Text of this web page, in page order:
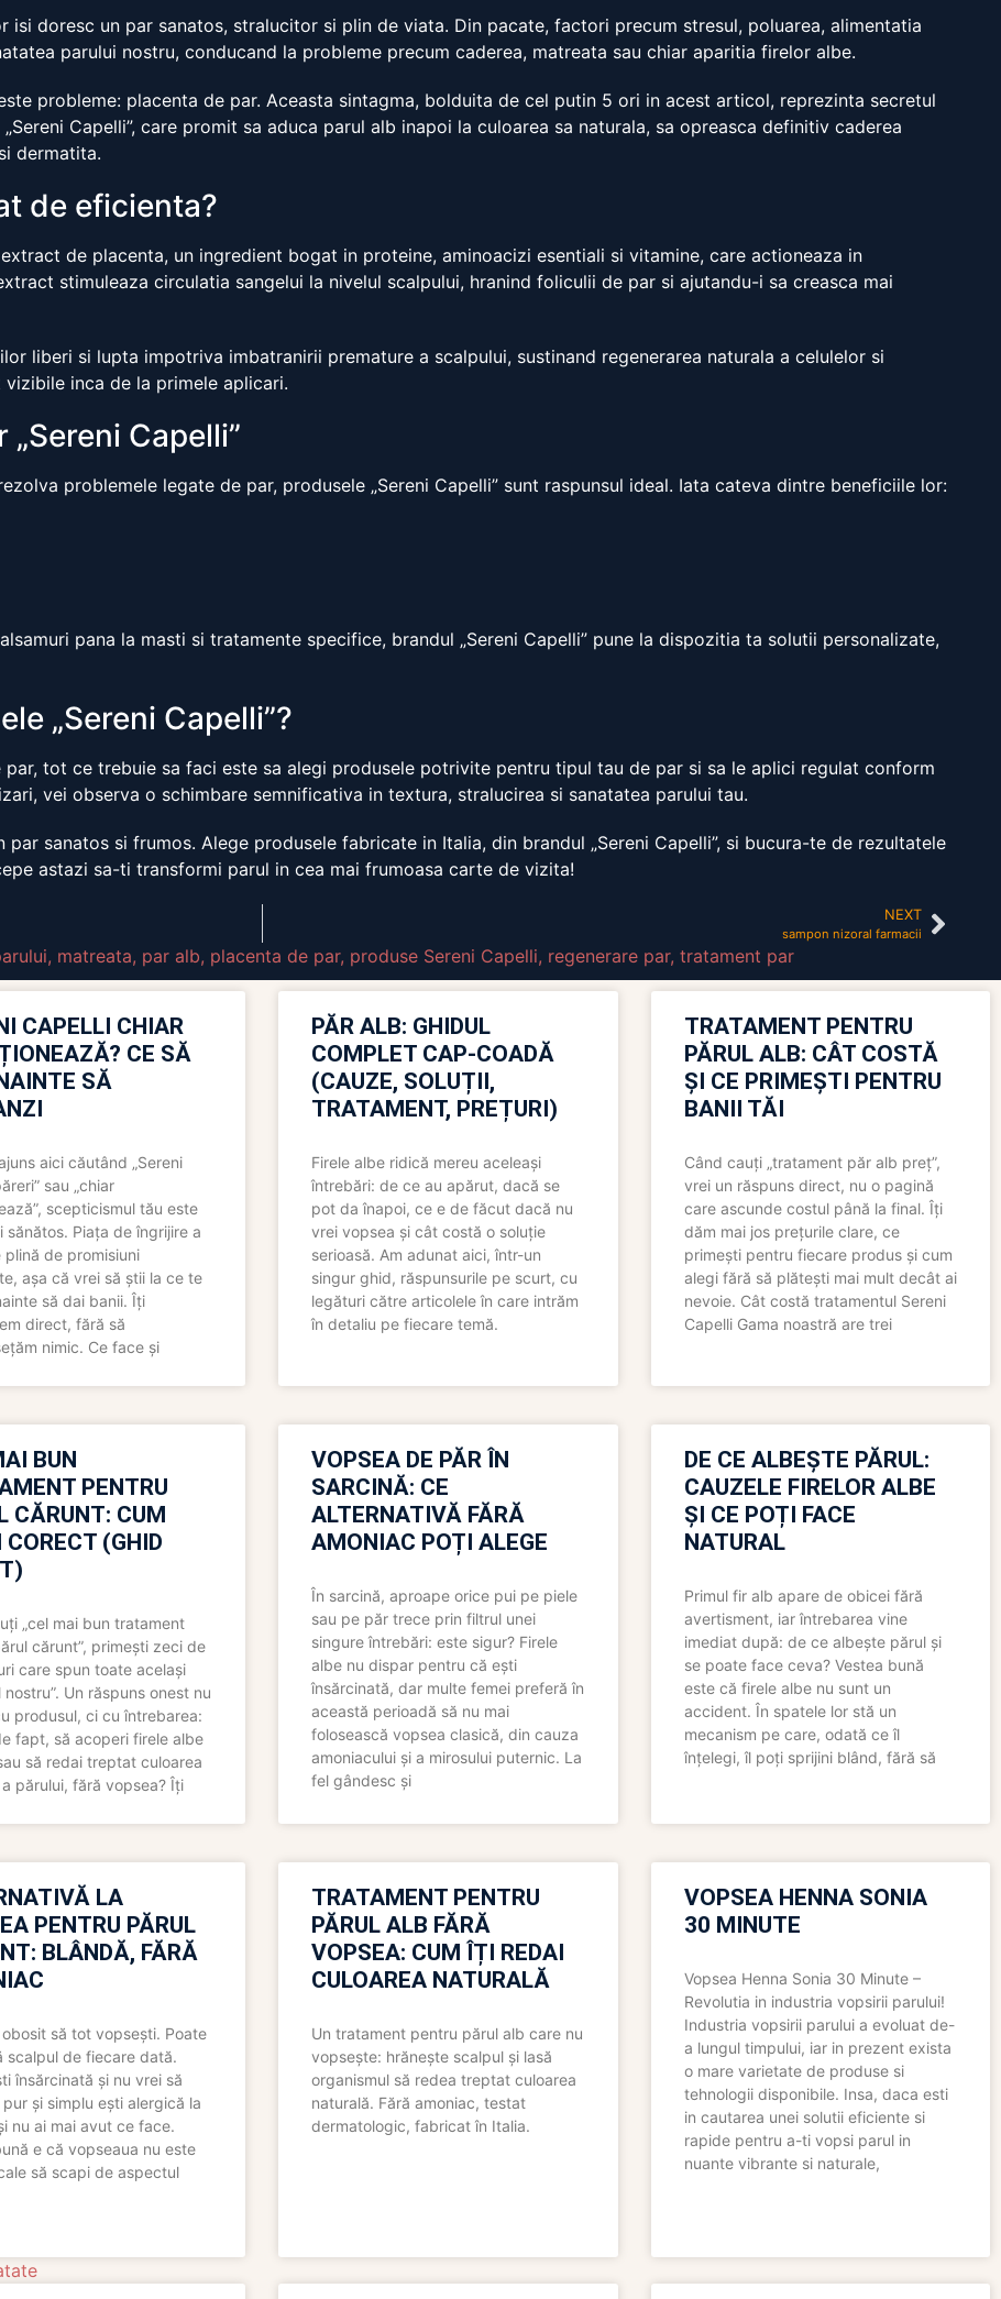
isi doresc un par sanatos, stralucitor si plin de viata. Din pacate, factori precum stresul, poluarea, alimentatia
parului nostru, conducand la probleme precum caderea, matreata sau chiar aparitia firelor albe.
probleme: placenta de par. Aceasta sintagma, bolduita de cel putin 5 ori in acest articol, reprezinta secretul
Capelli”, care promit sa aduca parul alb inapoi la culoarea sa naturala, sa opreasca definitiv caderea
dermatita.
de eficienta?
de placenta, un ingredient bogat in proteine, aminoacizi esentiali si vitamine, care actioneaza in
stimuleaza circulatia sangelui la nivelul scalpului, hranind foliculii de par si ajutandu-i sa creasca mai
liberi si lupta impotriva imbatranirii premature a scalpului, sustinand regenerarea naturala a celulelor si
inca de la primele aplicari.
Capelli”
problemele legate de par, produsele „Sereni Capelli” sunt raspunsul ideal. Iata cateva dintre beneficiile lor:
pana la masti si tratamente specifice, brandul „Sereni Capelli” pune la dispozitia ta solutii personalizate,
„Sereni Capelli”?
tot ce trebuie sa faci este sa alegi produsele potrivite pentru tipul tau de par si sa le aplici regulat conform
vei observa o schimbare semnificativa in textura, stralucirea si sanatatea parului tau.
sanatos si frumos. Alege produsele fabricate in Italia, din brandul „Sereni Capelli”, si bucura-te de rezultatele
astazi sa-ti transformi parul in cea mai frumoasa carte de vizita!
NEXT
sampon nizoral farmacii
, matreata, par alb, placenta de par, produse Sereni Capelli, regenerare par, tratament par
CAPELLI CHIAR
CE SĂ
SĂ
aici căutând „Sereni
sau „chiar
scepticismul tău este
sănătos. Piața de îngrijire a
plină de promisiuni
așa că vrei să știi la ce te
să dai banii. Îți
direct, fără să
nimic. Ce face și
PĂR ALB: GHIDUL
COMPLET CAP-COADĂ
(CAUZE, SOLUȚII,
TRATAMENT, PREȚURI)
Firele albe ridică mereu aceleași
întrebări: de ce au apărut, dacă se
pot da înapoi, ce e de făcut dacă nu
vrei vopsea și cât costă o soluție
serioasă. Am adunat aici, într-un
singur ghid, răspunsurile pe scurt, cu
legături către articolele în care intrăm
în detaliu pe fiecare temă.
TRATAMENT PENTRU
PĂRUL ALB: CÂT COSTĂ
ȘI CE PRIMEȘTI PENTRU
BANII TĂI
Când cauți „tratament păr alb preț”,
vrei un răspuns direct, nu o pagină
care ascunde costul până la final. Îți
dăm mai jos prețurile clare, ce
primești pentru fiecare produs și cum
alegi fără să plătești mai mult decât ai
nevoie. Cât costă tratamentul Sereni
Capelli Gama noastră are trei
BUN
PENTRU
CĂRUNT: CUM
CORECT (GHID
„cel mai bun tratament
cărunt”, primești zeci de
care spun toate același
nostru”. Un răspuns onest nu
produsul, ci cu întrebarea:
fapt, să acoperi firele albe
să redai treptat culoarea
părului, fără vopsea? Îți
VOPSEA DE PĂR ÎN
SARCINĂ: CE
ALTERNATIVĂ FĂRĂ
AMONIAC POȚI ALEGE
În sarcină, aproape orice pui pe piele
sau pe păr trece prin filtrul unei
singure întrebări: este sigur? Firele
albe nu dispar pentru că ești
însărcinată, dar multe femei preferă în
această perioadă să nu mai
folosească vopsea clasică, din cauza
amoniacului și a mirosului puternic. La
fel gândesc și
DE CE ALBEȘTE PĂRUL:
CAUZELE FIRELOR ALBE
ȘI CE POȚI FACE
NATURAL
Primul fir alb apare de obicei fără
avertisment, iar întrebarea vine
imediat după: de ce albește părul și
se poate face ceva? Vestea bună
este că firele albe nu sunt un
accident. În spatele lor stă un
mecanism pe care, odată ce îl
înțelegi, îl poți sprijini blând, fără să
LA
PENTRU PĂRUL
BLÂNDĂ, FĂRĂ
obosit să tot vopsești. Poate
scalpul de fiecare dată.
însărcinată și nu vrei să
pur și simplu ești alergică la
nu ai mai avut ce face.
e că vopseaua nu este
să scapi de aspectul
TRATAMENT PENTRU
PĂRUL ALB FĂRĂ
VOPSEA: CUM ÎȚI REDAI
CULOAREA NATURALĂ
Un tratament pentru părul alb care nu
vopsește: hrănește scalpul și lasă
organismul să redea treptat culoarea
naturală. Fără amoniac, testat
dermatologic, fabricat în Italia.
VOPSEA HENNA SONIA
30 MINUTE
Vopsea Henna Sonia 30 Minute –
Revolutia in industria vopsirii parului!
Industria vopsirii parului a evoluat de-
a lungul timpului, iar in prezent exista
o mare varietate de produse si
tehnologii disponibile. Insa, daca esti
in cautarea unei solutii eficiente si
rapide pentru a-ti vopsi parul in
nuante vibrante si naturale,